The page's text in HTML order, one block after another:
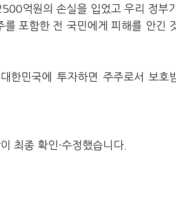
억원의 손실을 입었고 우리 정부
포함한 전 국민에게 피해를 안긴
한민국에 투자하면 주주로서 보호
최종 확인·수정했습니다.